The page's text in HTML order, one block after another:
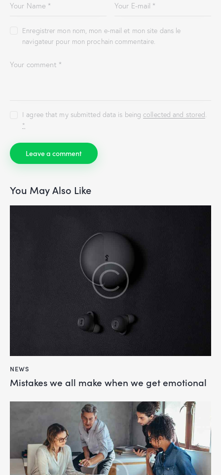
Enregistrer mon nom, mon e-mail et mon site dans le
navigateur pour mon prochain commentaire.
I agree that my submitted data is beingcollected and stored.
*
You May Also Like
NEWS
Mistakes we all make when we get emotional